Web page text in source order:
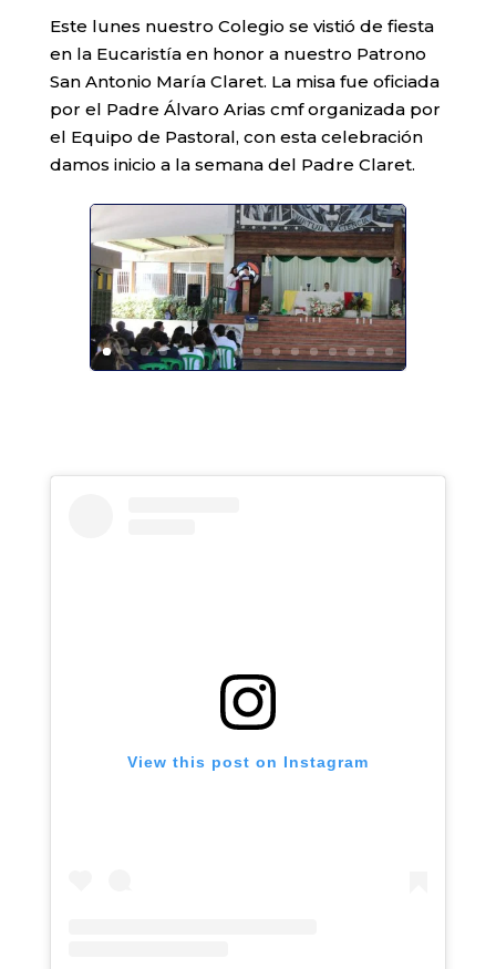
Este lunes nuestro Colegio se vistió de fiesta
en la Eucaristía en honor a nuestro Patrono
San Antonio María Claret. La misa fue oficiada
por el Padre Álvaro Arias cmf organizada por
el Equipo de Pastoral, con esta celebración
damos inicio a la semana del Padre Claret.
View this post on Instagram